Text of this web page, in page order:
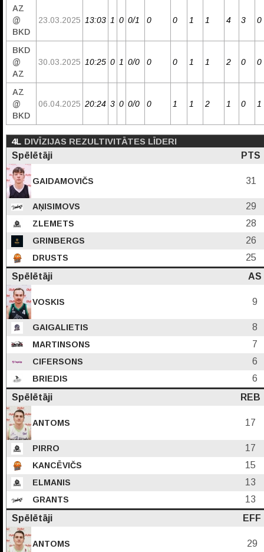
AZ
@
BKD
23.03.2025 13:03 1 0 0/1 0 0 1 1 4 3 0
BKD
@
AZ
30.03.2025 10:25 0 1 0/0 0 0 1 1 2 0 0
AZ
@
BKD
06.04.2025 20:24 3 0 0/0 0 1 1 2 1 0 1
4L DIVĪZIJAS REZULTIVITĀTES LĪDERI
Spēlētāji
PTS
GAIDAMOVIČS 31
AŅISIMOVS 29
ZLEMETS 28
GRINBERGS 26
DRUSTS
25
Spēlētāji
AS
VOSKIS 9
GAIGALIETIS 8
MARTINSONS 7
CIFERSONS 6
BRIEDIS
6
Spēlētāji
REB
ANTOMS 17
PIRRO 17
KANCĒVIČS 15
ELMANIS 13
GRANTS
13
Spēlētāji
EFF
ANTOMS 29